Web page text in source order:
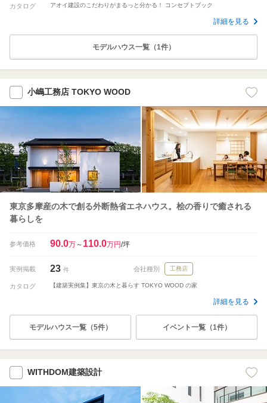
カタログ アオイ建設のこだわりがまるっと分かる！ コンセプトブック
詳細を見る
モデルハウス一覧（1件）
小嶋工務店 TOKYO WOOD
東京多摩産の木で創る外断熱省エネハウス。桧の香りで癒される
暮らしを
参考価格 90.0万～ 110.0万円/坪
実例掲載 23 件 会社種別 工務店
カタログ 【建築実例集】東京の木と暮らす TOKYO WOOD の家
詳細を見る
モデルハウス一覧（5件） イベント一覧（1件）
WITHDOM建築設計